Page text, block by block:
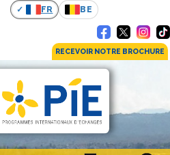
FR BE
RECEVOIR NOTRE BROCHURE